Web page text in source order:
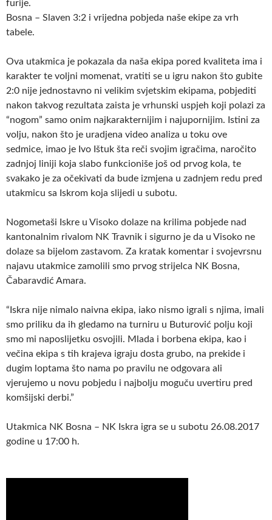
furije.
Bosna – Slaven 3:2 i vrijedna pobjeda naše ekipe za vrh
tabele.
Ova utakmica je pokazala da naša ekipa pored kvaliteta ima i
karakter te voljni momenat, vratiti se u igru nakon što gubite
2:0 nije jednostavno ni velikim svjetskim ekipama, pobjediti
nakon takvog rezultata zaista je vrhunski uspjeh koji polazi za
“nogom” samo onim najkarakternijim i najupornijim. Istini za
volju, nakon što je uradjena video analiza u toku ove
sedmice, imao je Ivo Ištuk šta reči svojim igračima, naročito
zadnjoj liniji koja slabo funkcioniše još od prvog kola, te
svakako je za očekivati da bude izmjena u zadnjem redu pred
utakmicu sa Iskrom koja slijedi u subotu.
Nogometaši Iskre u Visoko dolaze na krilima pobjede nad
kantonalnim rivalom NK Travnik i sigurno je da u Visoko ne
dolaze sa bijelom zastavom. Za kratak komentar i svojevrsnu
najavu utakmice zamolili smo prvog strijelca NK Bosna,
Čabaravdić Amara.
“Iskra nije nimalo naivna ekipa, iako nismo igrali s njima, imali
smo priliku da ih gledamo na turniru u Buturović polju koji
smo mi naposlijetku osvojili. Mlada i borbena ekipa, kao i
večina ekipa s tih krajeva igraju dosta grubo, na prekide i
dugim loptama što nama po pravilu ne odgovara ali
vjerujemo u novu pobjedu i najbolju moguču uvertiru pred
komšijski derbi.”
Utakmica NK Bosna – NK Iskra igra se u subotu 26.08.2017
godine u 17:00 h.